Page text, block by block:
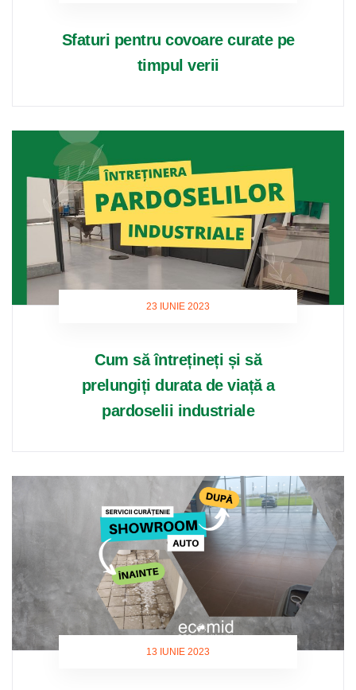
Sfaturi pentru covoare curate pe
timpul verii
23 IUNIE 2023
Cum să întrețineți și să
prelungiți durata de viață a
pardoselii industriale
13 IUNIE 2023